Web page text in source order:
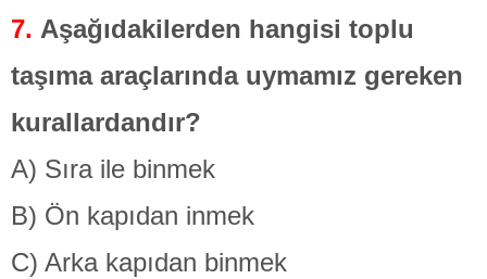
7. Aşağıdakilerden hangisi toplu
taşıma araçlarında uymamız gereken
kurallardandır?
A) Sıra ile binmek
B) Ön kapıdan inmek
C) Arka kapıdan binmek